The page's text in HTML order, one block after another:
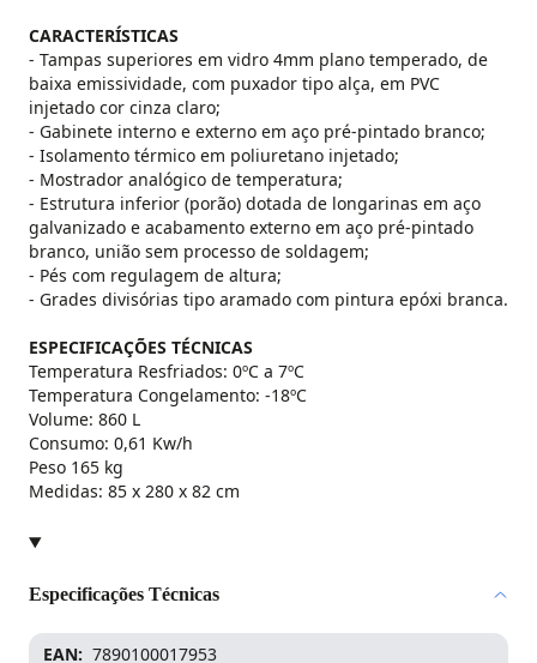
CARACTERÍSTICAS
- Tampas superiores em vidro 4mm plano temperado, de
baixa emissividade, com puxador tipo alça, em PVC
injetado cor cinza claro;
- Gabinete interno e externo em aço pré-pintado branco;
- Isolamento térmico em poliuretano injetado;
- Mostrador analógico de temperatura;
- Estrutura inferior (porão) dotada de longarinas em aço
galvanizado e acabamento externo em aço pré-pintado
branco, união sem processo de soldagem;
- Pés com regulagem de altura;
- Grades divisórias tipo aramado com pintura epóxi branca.
ESPECIFICAÇÕES TÉCNICAS
Temperatura Resfriados: 0ºC a 7ºC
Temperatura Congelamento: -18ºC
Volume: 860 L
Consumo: 0,61 Kw/h
Peso 165 kg
Medidas: 85 x 280 x 82 cm
Especificações Técnicas
EAN
7890100017953